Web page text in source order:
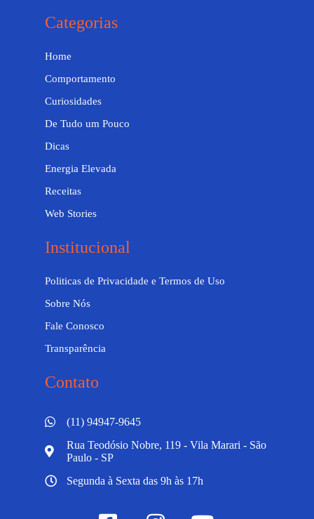
Categorias
Home
Comportamento
Curiosidades
De Tudo um Pouco
Dicas
Energia Elevada
Receitas
Web Stories
Institucional
Politicas de Privacidade e Termos de Uso
Sobre Nós
Fale Conosco
Transparência
Contato
(11) 94947-9645
Rua Teodósio Nobre, 119 - Vila Marari - São
Paulo - SP
Segunda à Sexta das 9h às 17h